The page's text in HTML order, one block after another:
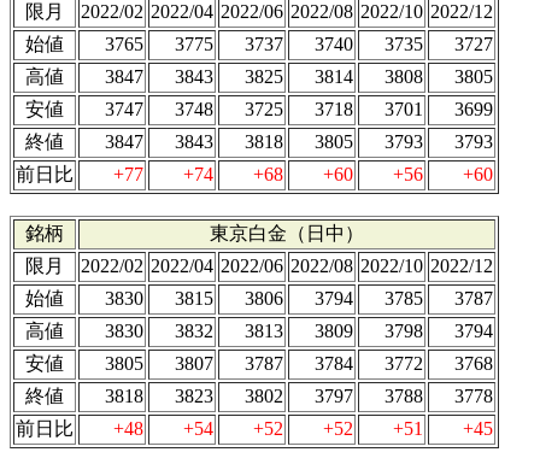
限月
2022/02 2022/04 2022/06 2022/08 2022/10 2022/12
始値
3765 3775 3737 3740 3735
3727
高値
3847 3843 3825 3814 3808
3805
安値
3747 3748 3725 3718 3701
3699
終値
3847 3843 3818 3805 3793
3793
前日比
+77 +74 +68 +60 +56 +60
銘柄
東京白金（日中）
限月
2022/02 2022/04 2022/06 2022/08 2022/10 2022/12
始値
3830 3815 3806 3794 3785
3787
高値
3830 3832 3813 3809 3798
3794
安値
3805 3807 3787 3784 3772
3768
終値
3818 3823 3802 3797 3788
3778
前日比
+48 +54 +52 +52 +51 +45